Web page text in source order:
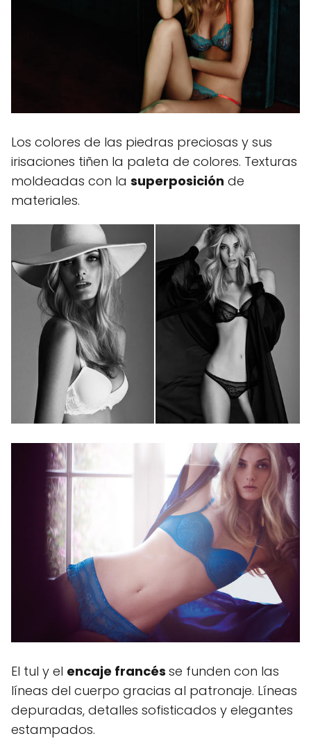
Los colores de las piedras preciosas y sus
irisaciones tiñen la paleta de colores. Texturas
moldeadas con la superposición de
materiales.
El tul y el encaje francés se funden con las
líneas del cuerpo gracias al patronaje. Líneas
depuradas, detalles sofisticados y elegantes
estampados.